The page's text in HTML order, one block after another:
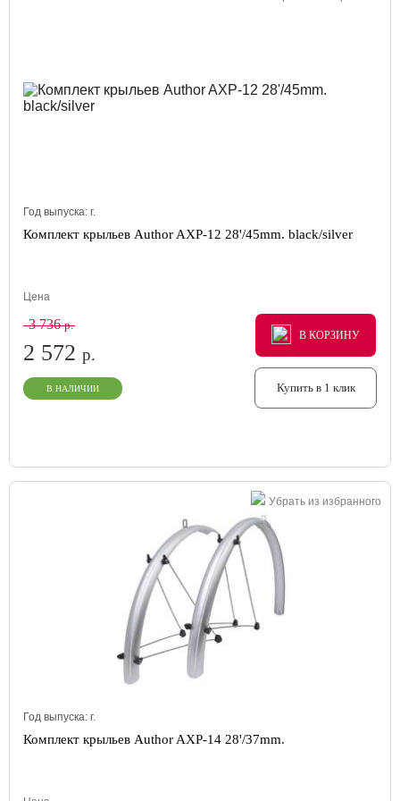
Год выпуска: г.
Комплект крыльев Author AXP-12 28'/45mm. black/silver
Цена
3 736р.
2 572 р.
В НАЛИЧИИ
В КОРЗИНУ
В КОРЗИНУ
В КОРЗИНУ
Купить в 1 клик
Убрать из избранного
Год выпуска: г.
Комплект крыльев Author AXP-14 28'/37mm.